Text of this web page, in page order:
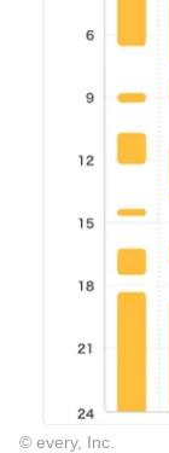
© every, Inc.